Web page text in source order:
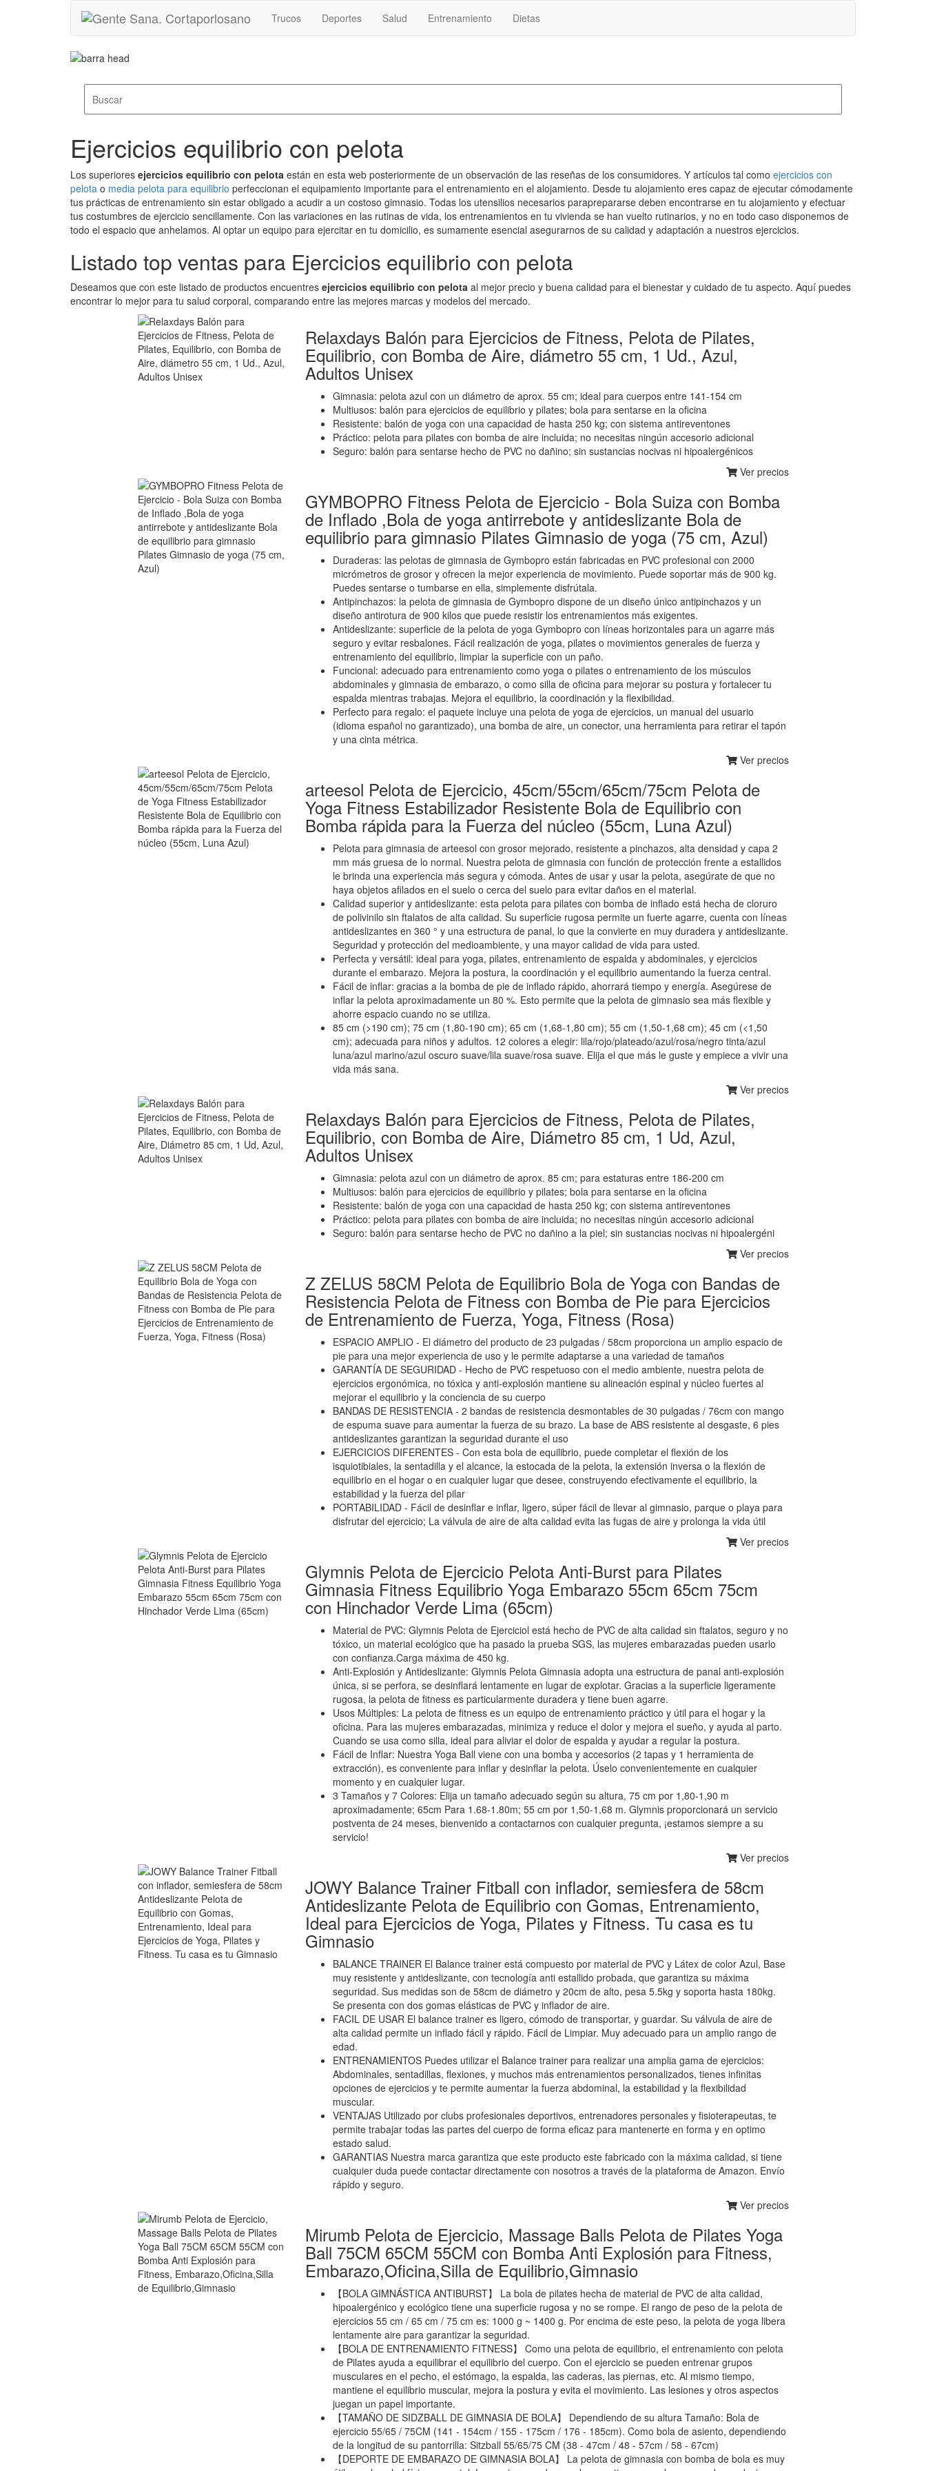
Trucos Deportes Salud Entrenamiento Dietas
Ejercicios equilibrio con pelota
Los superiores ejercicios equilibrio con pelota están en esta web posteriormente de un observación de las reseñas de los consumidores. Y artículos tal como ejercicios con
pelota o media pelota para equilibrio perfeccionan el equipamiento importante para el entrenamiento en el alojamiento. Desde tu alojamiento eres capaz de ejecutar cómodamente
tus prácticas de entrenamiento sin estar obligado a acudir a un costoso gimnasio. Todas los utensilios necesarios paraprepararse deben encontrarse en tu alojamiento y efectuar
tus costumbres de ejercicio sencillamente. Con las variaciones en las rutinas de vida, los entrenamientos en tu vivienda se han vuelto rutinarios, y no en todo caso disponemos de
todo el espacio que anhelamos. Al optar un equipo para ejercitar en tu domicilio, es sumamente esencial asegurarnos de su calidad y adaptación a nuestros ejercicios.
Listado top ventas para Ejercicios equilibrio con pelota
Deseamos que con este listado de productos encuentres ejercicios equilibrio con pelota al mejor precio y buena calidad para el bienestar y cuidado de tu aspecto. Aquí puedes
encontrar lo mejor para tu salud corporal, comparando entre las mejores marcas y modelos del mercado.
Relaxdays Balón para Ejercicios de Fitness, Pelota de Pilates,
Equilibrio, con Bomba de Aire, diámetro 55 cm, 1 Ud., Azul,
Adultos Unisex
Gimnasia: pelota azul con un diámetro de aprox. 55 cm; ideal para cuerpos entre 141-154 cm
Multiusos: balón para ejercicios de equilibrio y pilates; bola para sentarse en la oficina
Resistente: balón de yoga con una capacidad de hasta 250 kg; con sistema antireventones
Práctico: pelota para pilates con bomba de aire incluida; no necesitas ningún accesorio adicional
Seguro: balón para sentarse hecho de PVC no dañino; sin sustancias nocivas ni hipoalergénicos
Ver precios
GYMBOPRO Fitness Pelota de Ejercicio - Bola Suiza con Bomba
de Inflado ,Bola de yoga antirrebote y antideslizante Bola de
equilibrio para gimnasio Pilates Gimnasio de yoga (75 cm, Azul)
Duraderas: las pelotas de gimnasia de Gymbopro están fabricadas en PVC profesional con 2000
micrómetros de grosor y ofrecen la mejor experiencia de movimiento. Puede soportar más de 900 kg.
Puedes sentarse o tumbarse en ella, simplemente disfrútala.
Antipinchazos: la pelota de gimnasia de Gymbopro dispone de un diseño único antipinchazos y un
diseño antirotura de 900 kilos que puede resistir los entrenamientos más exigentes.
Antideslizante: superficie de la pelota de yoga Gymbopro con líneas horizontales para un agarre más
seguro y evitar resbalones. Fácil realización de yoga, pilates o movimientos generales de fuerza y
entrenamiento del equilibrio, limpiar la superficie con un paño.
Funcional: adecuado para entrenamiento como yoga o pilates o entrenamiento de los músculos
abdominales y gimnasia de embarazo, o como silla de oficina para mejorar su postura y fortalecer tu
espalda mientras trabajas. Mejora el equilibrio, la coordinación y la flexibilidad.
Perfecto para regalo: el paquete incluye una pelota de yoga de ejercicios, un manual del usuario
(idioma español no garantizado), una bomba de aire, un conector, una herramienta para retirar el tapón
y una cinta métrica.
Ver precios
arteesol Pelota de Ejercicio, 45cm/55cm/65cm/75cm Pelota de
Yoga Fitness Estabilizador Resistente Bola de Equilibrio con
Bomba rápida para la Fuerza del núcleo (55cm, Luna Azul)
Pelota para gimnasia de arteesol con grosor mejorado, resistente a pinchazos, alta densidad y capa 2
mm más gruesa de lo normal. Nuestra pelota de gimnasia con función de protección frente a estallidos
le brinda una experiencia más segura y cómoda. Antes de usar y usar la pelota, asegúrate de que no
haya objetos afilados en el suelo o cerca del suelo para evitar daños en el material.
Calidad superior y antideslizante: esta pelota para pilates con bomba de inflado está hecha de cloruro
de polivinilo sin ftalatos de alta calidad. Su superficie rugosa permite un fuerte agarre, cuenta con líneas
antideslizantes en 360 ° y una estructura de panal, lo que la convierte en muy duradera y antideslizante.
Seguridad y protección del medioambiente, y una mayor calidad de vida para usted.
Perfecta y versátil: ideal para yoga, pilates, entrenamiento de espalda y abdominales, y ejercicios
durante el embarazo. Mejora la postura, la coordinación y el equilibrio aumentando la fuerza central.
Fácil de inflar: gracias a la bomba de pie de inflado rápido, ahorrará tiempo y energía. Asegúrese de
inflar la pelota aproximadamente un 80 %. Esto permite que la pelota de gimnasio sea más flexible y
ahorre espacio cuando no se utiliza.
85 cm (>190 cm); 75 cm (1,80-190 cm); 65 cm (1,68-1,80 cm); 55 cm (1,50-1,68 cm); 45 cm (<1,50
cm); adecuada para niños y adultos. 12 colores a elegir: lila/rojo/plateado/azul/rosa/negro tinta/azul
luna/azul marino/azul oscuro suave/lila suave/rosa suave. Elija el que más le guste y empiece a vivir una
vida más sana.
Ver precios
Relaxdays Balón para Ejercicios de Fitness, Pelota de Pilates,
Equilibrio, con Bomba de Aire, Diámetro 85 cm, 1 Ud, Azul,
Adultos Unisex
Gimnasia: pelota azul con un diámetro de aprox. 85 cm; para estaturas entre 186-200 cm
Multiusos: balón para ejercicios de equilibrio y pilates; bola para sentarse en la oficina
Resistente: balón de yoga con una capacidad de hasta 250 kg; con sistema antireventones
Práctico: pelota para pilates con bomba de aire incluida; no necesitas ningún accesorio adicional
Seguro: balón para sentarse hecho de PVC no dañino a la piel; sin sustancias nocivas ni hipoalergéni
Ver precios
Z ZELUS 58CM Pelota de Equilibrio Bola de Yoga con Bandas de
Resistencia Pelota de Fitness con Bomba de Pie para Ejercicios
de Entrenamiento de Fuerza, Yoga, Fitness (Rosa)
ESPACIO AMPLIO - El diámetro del producto de 23 pulgadas / 58cm proporciona un amplio espacio de
pie para una mejor experiencia de uso y le permite adaptarse a una variedad de tamaños
GARANTÍA DE SEGURIDAD - Hecho de PVC respetuoso con el medio ambiente, nuestra pelota de
ejercicios ergonómica, no tóxica y anti-explosión mantiene su alineación espinal y núcleo fuertes al
mejorar el equilibrio y la conciencia de su cuerpo
BANDAS DE RESISTENCIA - 2 bandas de resistencia desmontables de 30 pulgadas / 76cm con mango
de espuma suave para aumentar la fuerza de su brazo. La base de ABS resistente al desgaste, 6 pies
antideslizantes garantizan la seguridad durante el uso
EJERCICIOS DIFERENTES - Con esta bola de equilibrio, puede completar el flexión de los
isquiotibiales, la sentadilla y el alcance, la estocada de la pelota, la extensión inversa o la flexión de
equilibrio en el hogar o en cualquier lugar que desee, construyendo efectivamente el equilibrio, la
estabilidad y la fuerza del pilar
PORTABILIDAD - Fácil de desinflar e inflar, ligero, súper fácil de llevar al gimnasio, parque o playa para
disfrutar del ejercicio; La válvula de aire de alta calidad evita las fugas de aire y prolonga la vida útil
Ver precios
Glymnis Pelota de Ejercicio Pelota Anti-Burst para Pilates
Gimnasia Fitness Equilibrio Yoga Embarazo 55cm 65cm 75cm
con Hinchador Verde Lima (65cm)
Material de PVC: Glymnis Pelota de Ejerciciol está hecho de PVC de alta calidad sin ftalatos, seguro y no
tóxico, un material ecológico que ha pasado la prueba SGS, las mujeres embarazadas pueden usarlo
con confianza.Carga máxima de 450 kg.
Anti-Explosión y Antideslizante: Glymnis Pelota Gimnasia adopta una estructura de panal anti-explosión
única, si se perfora, se desinflará lentamente en lugar de explotar. Gracias a la superficie ligeramente
rugosa, la pelota de fitness es particularmente duradera y tiene buen agarre.
Usos Múltiples: La pelota de fitness es un equipo de entrenamiento práctico y útil para el hogar y la
oficina. Para las mujeres embarazadas, minimiza y reduce el dolor y mejora el sueño, y ayuda al parto.
Cuando se usa como silla, ideal para aliviar el dolor de espalda y ayudar a regular la postura.
Fácil de Inflar: Nuestra Yoga Ball viene con una bomba y accesorios (2 tapas y 1 herramienta de
extracción), es conveniente para inflar y desinflar la pelota. Úselo convenientemente en cualquier
momento y en cualquier lugar.
3 Tamaños y 7 Colores: Elija un tamaño adecuado según su altura, 75 cm por 1,80-1,90 m
aproximadamente; 65cm Para 1.68-1.80m; 55 cm por 1,50-1,68 m. Glymnis proporcionará un servicio
postventa de 24 meses, bienvenido a contactarnos con cualquier pregunta, ¡estamos siempre a su
servicio!
Ver precios
JOWY Balance Trainer Fitball con inflador, semiesfera de 58cm
Antideslizante Pelota de Equilibrio con Gomas, Entrenamiento,
Ideal para Ejercicios de Yoga, Pilates y Fitness. Tu casa es tu
Gimnasio
BALANCE TRAINER El Balance trainer está compuesto por material de PVC y Látex de color Azul, Base
muy resistente y antideslizante, con tecnología anti estallido probada, que garantiza su máxima
seguridad. Sus medidas son de 58cm de diámetro y 20cm de alto, pesa 5.5kg y soporta hasta 180kg.
Se presenta con dos gomas elásticas de PVC y inflador de aire.
FACIL DE USAR El balance trainer es ligero, cómodo de transportar, y guardar. Su válvula de aire de
alta calidad permite un inflado fácil y rápido. Fácil de Limpiar. Muy adecuado para un amplio rango de
edad.
ENTRENAMIENTOS Puedes utilizar el Balance trainer para realizar una amplia gama de ejercicios:
Abdominales, sentadillas, flexiones, y muchos más entrenamientos personalizados, tienes infinitas
opciones de ejercicios y te permite aumentar la fuerza abdominal, la estabilidad y la flexibilidad
muscular.
VENTAJAS Utilizado por clubs profesionales deportivos, entrenadores personales y fisioterapeutas, te
permite trabajar todas las partes del cuerpo de forma eficaz para mantenerte en forma y en optimo
estado salud.
GARANTIAS Nuestra marca garantiza que este producto este fabricado con la máxima calidad, si tiene
cualquier duda puede contactar directamente con nosotros a través de la plataforma de Amazon. Envío
rápido y seguro.
Ver precios
Mirumb Pelota de Ejercicio, Massage Balls Pelota de Pilates Yoga
Ball 75CM 65CM 55CM con Bomba Anti Explosión para Fitness,
Embarazo,Oficina,Silla de Equilibrio,Gimnasio
【BOLA GIMNÁSTICA ANTIBURST】 La bola de pilates hecha de material de PVC de alta calidad,
hipoalergénico y ecológico tiene una superficie rugosa y no se rompe. El rango de peso de la pelota de
ejercicios 55 cm / 65 cm / 75 cm es: 1000 g ~ 1400 g. Por encima de este peso, la pelota de yoga libera
lentamente aire para garantizar la seguridad.
【BOLA DE ENTRENAMIENTO FITNESS】 Como una pelota de equilibrio, el entrenamiento con pelota
de Pilates ayuda a equilibrar el equilibrio del cuerpo. Con el ejercicio se pueden entrenar grupos
musculares en el pecho, el estómago, la espalda, las caderas, las piernas, etc. Al mismo tiempo,
mantiene el equilibrio muscular, mejora la postura y evita el movimiento. Las lesiones y otros aspectos
juegan un papel importante.
【TAMAÑO DE SIDZBALL DE GIMNASIA DE BOLA】 Dependiendo de su altura Tamaño: Bola de
ejercicio 55/65 / 75CM (141 - 154cm / 155 - 175cm / 176 - 185cm). Como bola de asiento, dependiendo
de la longitud de su pantorrilla: Sitzball 55/65/75 CM (38 - 47cm / 48 - 57cm / 58 - 67cm)
【DEPORTE DE EMBARAZO DE GIMNASIA BOLA】 La pelota de gimnasia con bomba de bola es muy